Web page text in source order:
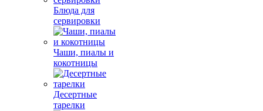
Блюда для
сервировки
Чаши, пиалы и
кокотницы
Десертные
тарелки